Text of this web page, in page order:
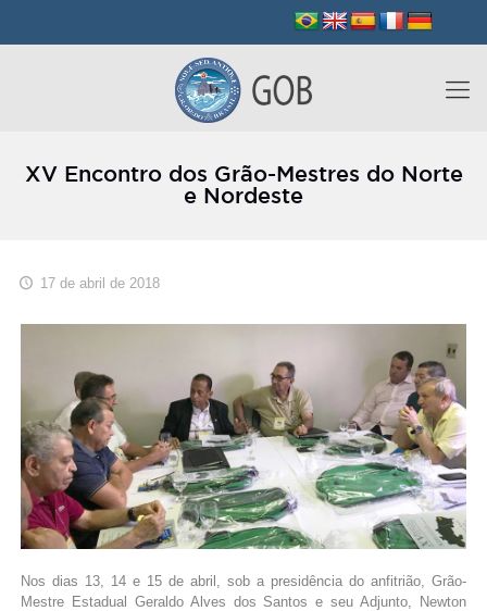
XV Encontro dos Grão-Mestres do Norte
e Nordeste
17 de abril de 2018
Nos dias 13, 14 e 15 de abril, sob a presidência do anfitrião, Grão-
Mestre Estadual Geraldo Alves dos Santos e seu Adjunto, Newton